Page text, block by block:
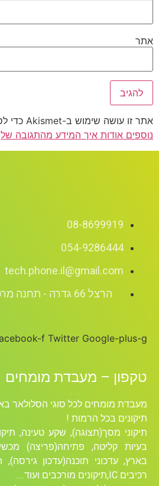
אתר
אתר זו עושה שימוש ב-Akismet כדי לסנן תגובות זבל.
נוספים אודות איך המידע מהתגובה
08-8699919
054-9286444
tech.phone.il@gmail.com
הרצל 66 גדרה - תחנה מרכזית אגד
f Twitter Google-plus-g
טקפון – מעבדת מומחים
מעבדת מומחים לכל סוגי הסלולאר
תיקונים בכל הרמות !
תיקוני מסך(תצוגה), שקע טעינה,
בעיות קליטה, פתיחה(פריצה)
בארץ, עדכוני תוכנה(עדכון
רכיבים ICׁ,תיקונים מורכבים ועוד….